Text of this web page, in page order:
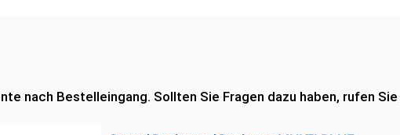
nach Bestelleingang. Sollten Sie Fragen dazu haben, rufen